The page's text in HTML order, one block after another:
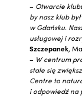
– Otwarcie
by nasz klub
w Gdańsku.
usługowej i
Szczepanek,
– W centrum
stale się
Centre to
i odpowiedź na